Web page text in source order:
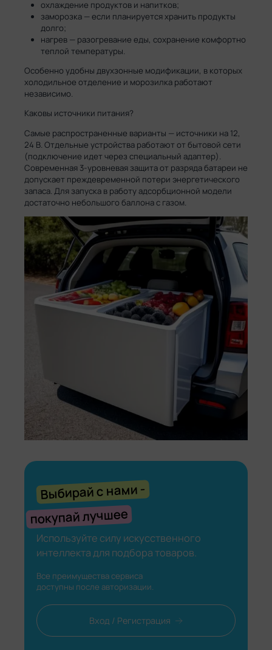
охлаждение продуктов и напитков;
заморозка — если планируется хранить продукты
долго;
нагрев — разогревание еды, сохранение комфортно
теплой температуры.
Особенно удобны двухзонные модификации, в которых
холодильное отделение и морозилка работают
независимо.
Каковы источники питания?
Самые распространенные варианты — источники на 12,
24 В. Отдельные устройства работают от бытовой сети
(подключение идет через специальный адаптер).
Современная 3-уровневая защита от разряда батареи не
допускает преждевременной потери энергетического
запаса. Для запуска в работу адсорбционной модели
достаточно небольшого баллона с газом.
Выбирайс нами -
покупайлучшее
Используйте силу искусственного
интеллекта для подбора товаров.
Все преимущества сервиса
доступны после авторизации.
Вход / Регистрация